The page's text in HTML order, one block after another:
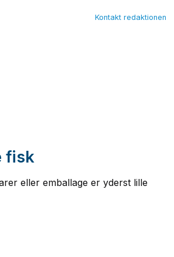
Kontakt redaktionen
fisk
eller emballage er yderst lille